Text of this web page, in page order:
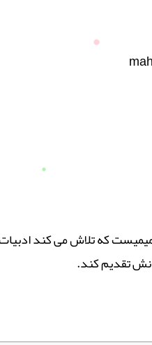
که تلاش می کند ادبیات
تقدیم کند.